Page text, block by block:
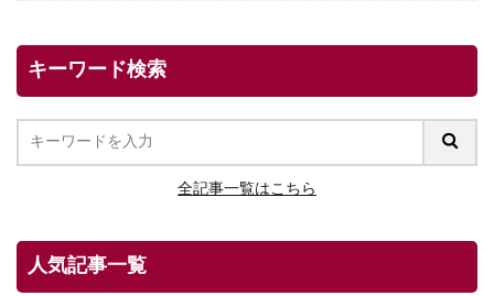
キーワード検索
全記事一覧はこちら
人気記事一覧